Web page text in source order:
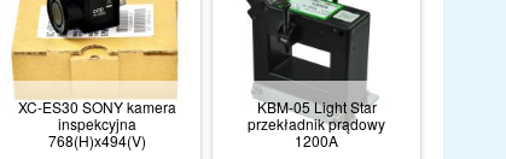
XC-ES30 SONY kamera
inspekcyjna
768(H)x494(V)
KBM-05 Light Star
przekładnik prądowy
1200A